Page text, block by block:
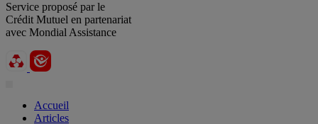
Service proposé par le
Crédit Mutuel en partenariat
avec Mondial Assistance
Accueil
Articles